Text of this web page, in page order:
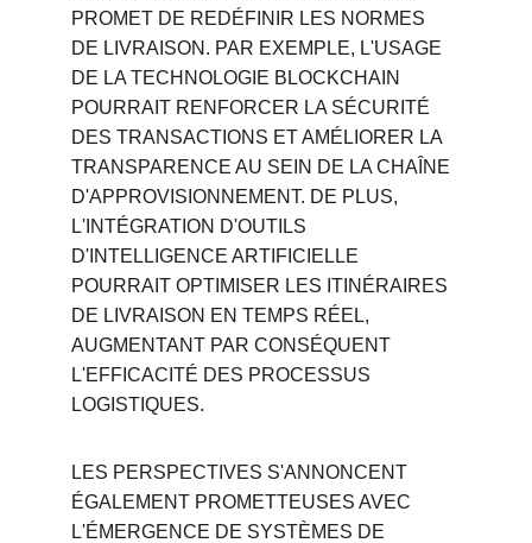
PROMET DE REDÉFINIR LES NORMES
DE LIVRAISON. PAR EXEMPLE, L'USAGE
DE LA TECHNOLOGIE BLOCKCHAIN
POURRAIT RENFORCER LA SÉCURITÉ
DES TRANSACTIONS ET AMÉLIORER LA
TRANSPARENCE AU SEIN DE LA CHAÎNE
D'APPROVISIONNEMENT. DE PLUS,
L'INTÉGRATION D'OUTILS
D'INTELLIGENCE ARTIFICIELLE
POURRAIT OPTIMISER LES ITINÉRAIRES
DE LIVRAISON EN TEMPS RÉEL,
AUGMENTANT PAR CONSÉQUENT
L'EFFICACITÉ DES PROCESSUS
LOGISTIQUES.
LES PERSPECTIVES S'ANNONCENT
ÉGALEMENT PROMETTEUSES AVEC
L'ÉMERGENCE DE SYSTÈMES DE